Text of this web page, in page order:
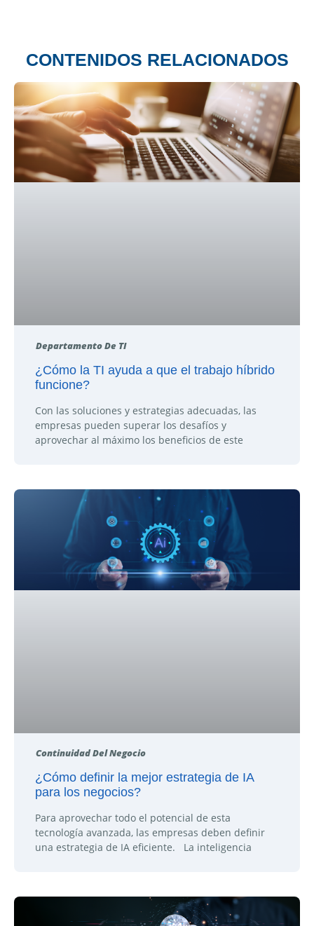
CONTENIDOS RELACIONADOS
Departamento De TI
¿Cómo la TI ayuda a que el trabajo híbrido
funcione?
Con las soluciones y estrategias adecuadas, las
empresas pueden superar los desafíos y
aprovechar al máximo los beneficios de este
Continuidad Del Negocio
¿Cómo definir la mejor estrategia de IA
para los negocios?
Para aprovechar todo el potencial de esta
tecnología avanzada, las empresas deben definir
una estrategia de IA eficiente. La inteligencia